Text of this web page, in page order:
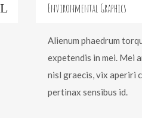
Environmental Graphics
Alienum phaedrum
expetendis in mei. Mei
nisl graecis, vix aperiri
pertinax sensibus id.